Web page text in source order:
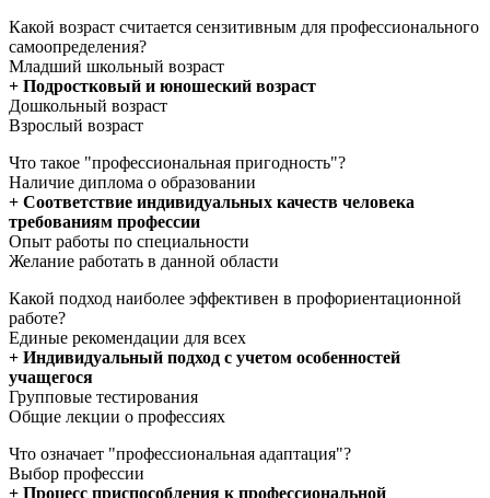
Какой возраст считается сензитивным для профессионального
самоопределения?
Младший школьный возраст
+ Подростковый и юношеский возраст
Дошкольный возраст
Взрослый возраст
Что такое "профессиональная пригодность"?
Наличие диплома о образовании
+ Соответствие индивидуальных качеств человека
требованиям профессии
Опыт работы по специальности
Желание работать в данной области
Какой подход наиболее эффективен в профориентационной
работе?
Единые рекомендации для всех
+ Индивидуальный подход с учетом особенностей
учащегося
Групповые тестирования
Общие лекции о профессиях
Что означает "профессиональная адаптация"?
Выбор профессии
+ Процесс приспособления к профессиональной